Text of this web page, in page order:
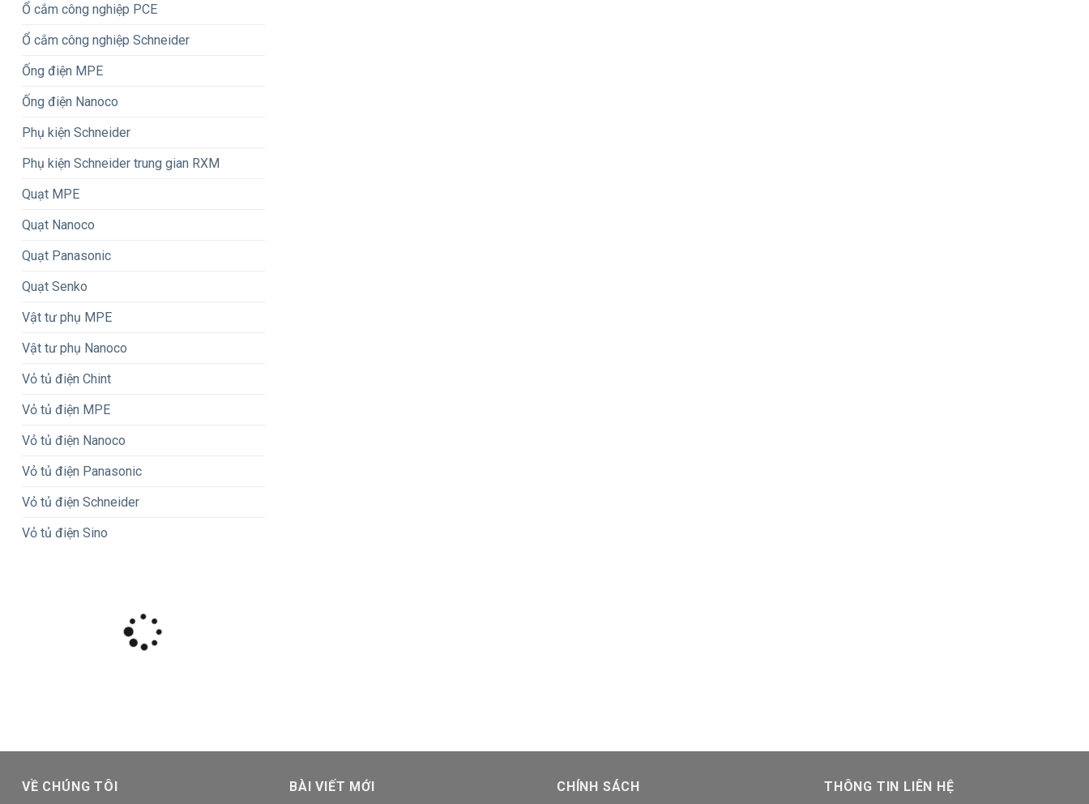
Ổ cắm công nghiệp PCE
Ổ cắm công nghiệp Schneider
Ống điện MPE
Ống điện Nanoco
Phụ kiện Schneider
Phụ kiện Schneider trung gian RXM
Quạt MPE
Quạt Nanoco
Quạt Panasonic
Quạt Senko
Vật tư phụ MPE
Vật tư phụ Nanoco
Vỏ tủ điện Chint
Vỏ tủ điện MPE
Vỏ tủ điện Nanoco
Vỏ tủ điện Panasonic
Vỏ tủ điện Schneider
Vỏ tủ điện Sino
VỀ CHÚNG TÔI BÀI VIẾT MỚI CHÍNH SÁCH THÔNG TIN LIÊN HỆ